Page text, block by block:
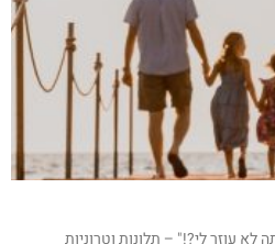
עוזר לי?!" – תלונות וטרוניות